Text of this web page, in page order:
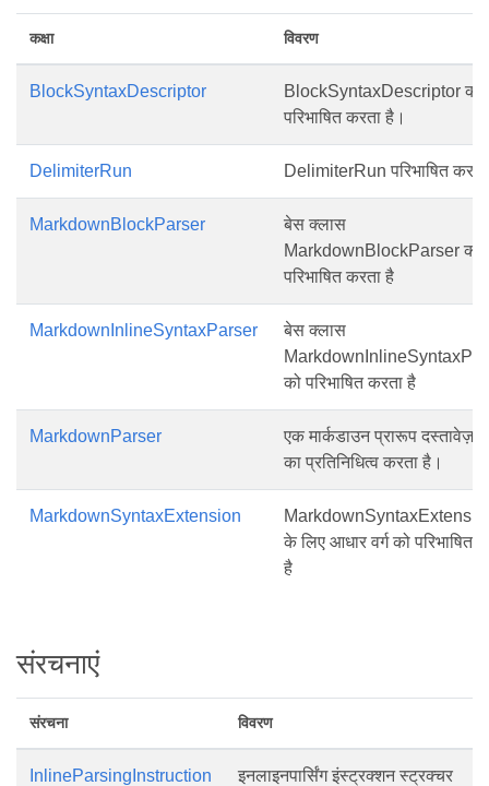
कक्षा विवरण
BlockSyntaxDescriptor
BlockSyntaxDescriptor को
परिभाषित करता है।
DelimiterRun DelimiterRun परिभाषित
MarkdownBlockParser
बेस क्लास
MarkdownBlockParser को
परिभाषित करता है
MarkdownInlineSyntaxParser
बेस क्लास
को परिभाषित करता है
MarkdownParser
एक मार्कडाउन प्रारूप दस्तावेज़
का प्रतिनिधित्व करता है।
MarkdownSyntaxExtension
के लिए आधार वर्ग को परिभाषित
है
संरचनाएं
संरचना विवरण
InlineParsingInstruction
इनलाइनपार्सिंग इंस्ट्रक्शन स्ट्रक्चर